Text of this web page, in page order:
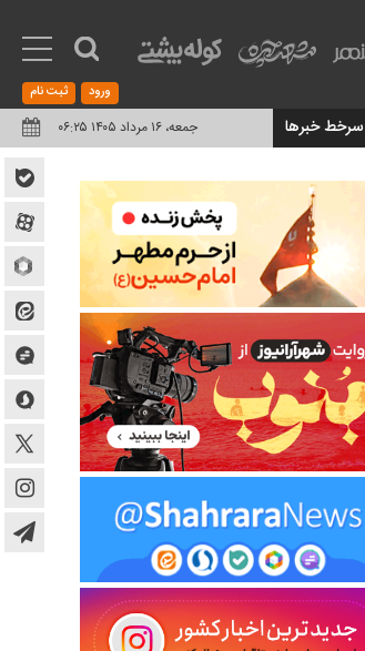
ورود ثبت نام
فعالیت شبانه‌روزی ۸ نانوایی در اطراف حرم مطهر رضوی در دهه پایانی صفر + آدرسسرخط خبرها جمعه، ۱۶ مرداد ۱۴۰۵ ۰۶:۲۵